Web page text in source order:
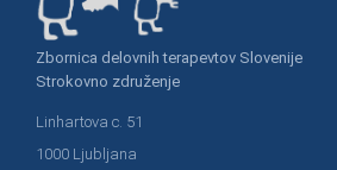
Zbornica delovnih terapevtov Slovenije
Strokovno združenje
Linhartova c. 51
1000 Ljubljana